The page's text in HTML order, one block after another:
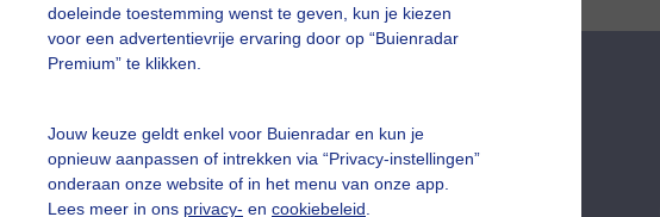
doeleinde toestemming wenst te geven, kun je kiezen
voor een advertentievrije ervaring door op “Buienradar
Premium” te klikken.
Jouw keuze geldt enkel voor Buienradar en kun je
opnieuw aanpassen of intrekken via “Privacy-instellingen”
onderaan onze website of in het menu van onze app.
Lees meer in ons privacy- en cookiebeleid
vragen
De Bilt